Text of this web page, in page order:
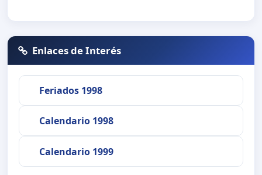
Enlaces de Interés
Feriados 1998
Calendario 1998
Calendario 1999